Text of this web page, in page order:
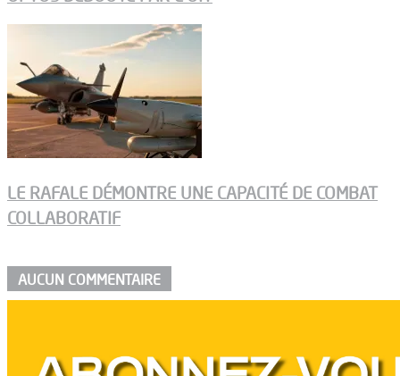
LE RAFALE DÉMONTRE UNE CAPACITÉ DE COMBAT
COLLABORATIF
AUCUN COMMENTAIRE